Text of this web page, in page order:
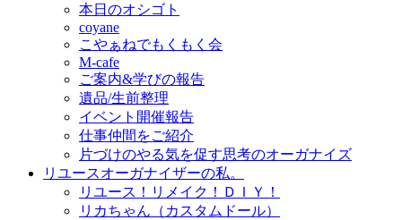
本日のオシゴト
coyane
こやぁねでもくもく会
M-cafe
ご案内&学びの報告
遺品/生前整理
イベント開催報告
仕事仲間をご紹介
片づけのやる気を促す思考のオーガナイズ
リユースオーガナイザーの私。
リユース！リメイク！ＤＩＹ！
リカちゃん（カスタムドール）